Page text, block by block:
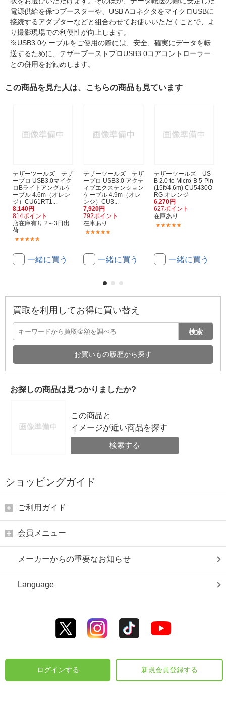
電源供給を保つブースターや、USB AコネクタをマイクロUSBに
接続するアダプターなどと組合わせてお使いいただくことで、よ
り撮影現場での利便性が向上します。
※USB3.0ケーブルをご使用の際には、安全、確実にデータを転
送するために、テザーブーストプロUSB3.0コアコントローラー
との併用をお勧めします。
この商品を見た人は、こちらの商品も見ています
テザーツールズ テザ
ープロ USB3.0マイク
ロBライトアングルケ
ーブル 4.6m（オレン
ジ）CU61RT1...
8,140円
814ポイント
店在庫有り 2～3日出
荷
一緒に買う
テザーツールズ テザ
ープロ USB3.0 アクテ
ィブエクステンション
ケーブル 4.9m（オレ
ンジ）CU3...
7,920円
792ポイント
在庫あり
一緒に買う
テザーツールズ US
B 2.0 to Micro-B 5-Pin
(15ft/4.6m) CU5430O
RG オレンジ
6,270円
627ポイント
在庫あり
一緒に買う
買取を利用してお得に買い替え
検索
お買いもの履歴から探す
お探しの商品は見つかりましたか?
この商品と
イメージが近い商品を探す
検索する
ショッピングガイド
ご利用ガイド
会員メニュー
メーカーからの重要なお知らせ
Language
ログインする 新規会員登録する